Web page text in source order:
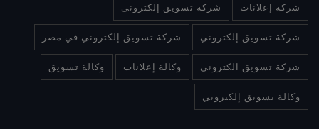
شركة إعلانات شركة تسويق إلكترونى
شركة تسويق إلكتروني شركة تسويق إلكتروني في مصر
شركة تسويق الكترونى وكالة إعلانات وكالة تسويق
وكالة تسويق إلكتروني